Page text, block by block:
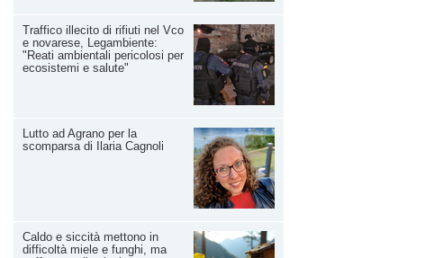
Traffico illecito di rifiuti nel Vco
e novarese, Legambiente:
"Reati ambientali pericolosi per
ecosistemi e salute"
Lutto ad Agrano per la
scomparsa di Ilaria Cagnoli
Caldo e siccità mettono in
difficoltà miele e funghi, ma